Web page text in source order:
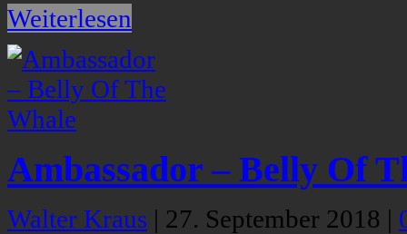
Weiterlesen
Ambassador – Belly Of
Walter Kraus | 27. September 2018 |